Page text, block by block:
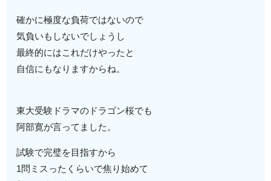
確かに極度な負荷ではないので
気負いもしないでしょうし
最終的にはこれだけやったと
自信にもなりますからね。
東大受験ドラマのドラゴン桜でも
阿部寛が言ってました。
試験で完璧を目指すから
1問ミスったくらいで焦り始めて